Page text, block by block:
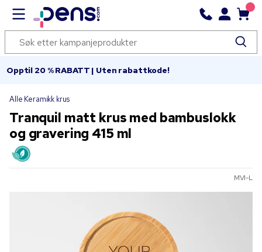
Opptil 20 % RABATT | Uten rabattkode!
Alle Keramikk krus
Tranquil matt krus med bambuslokk
og gravering 415 ml
MVI-L